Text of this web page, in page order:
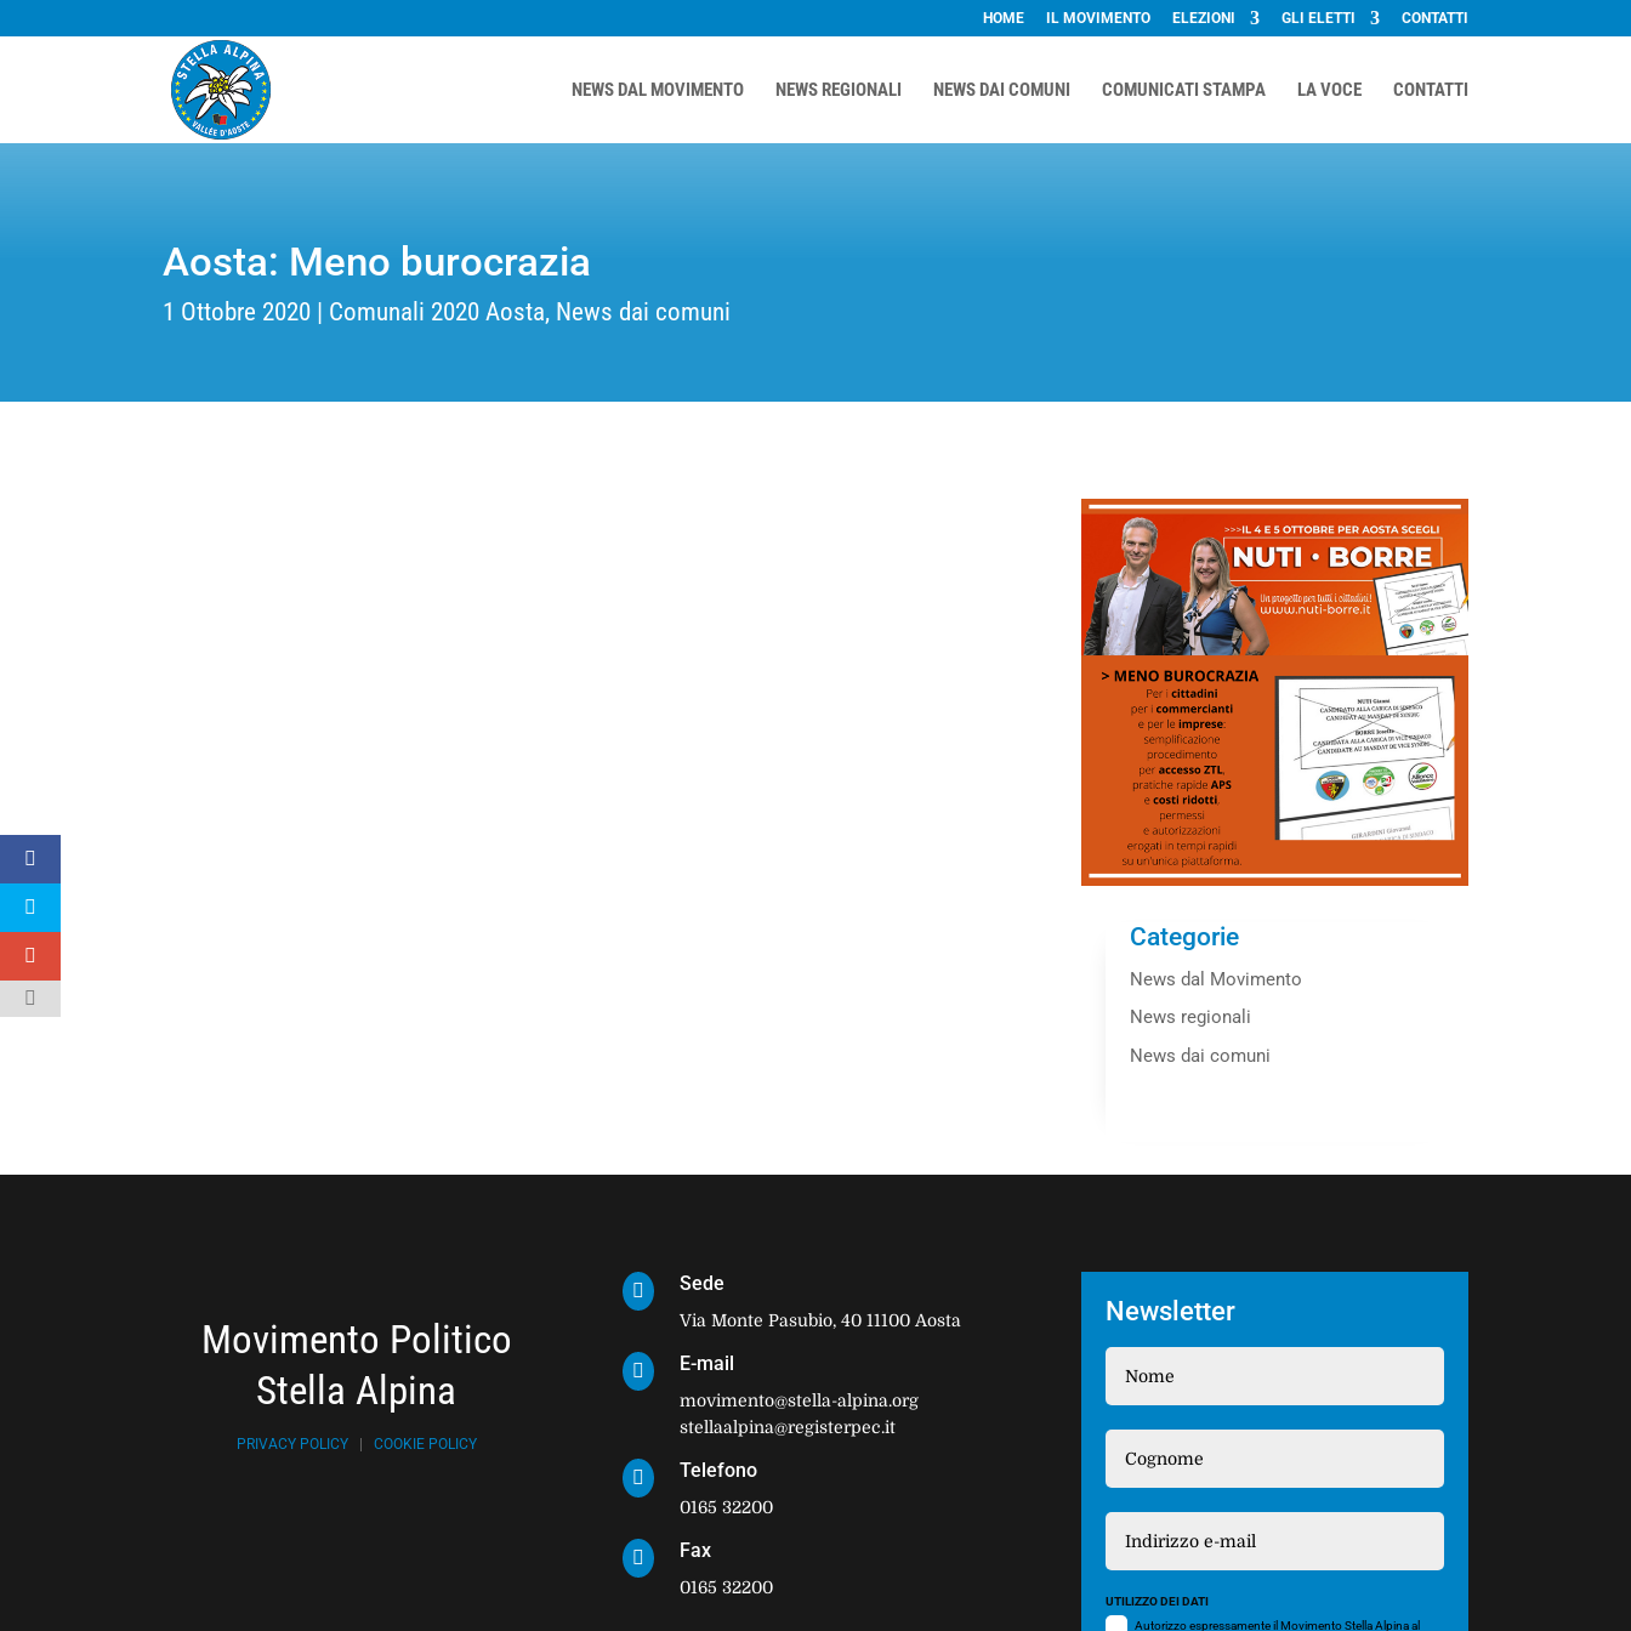
HOME IL MOVIMENTO ELEZIONI GLI ELETTI CONTATTI
NEWS DAL MOVIMENTO NEWS REGIONALI NEWS DAI COMUNI COMUNICATI STAMPA LA VOCE CONTATTI
Aosta: Meno burocrazia
1 Ottobre 2020 Comunali 2020 Aosta, News dai comuni
Categorie
News dal Movimento
News regionali
News dai comuni
Movimento Politico
Stella Alpina
PRIVACY POLICY| COOKIE POLICY
 Sede
Via Monte Pasubio, 40 11100 Aosta
 E-mail
movimento@stella-alpina.org
stellaalpina@registerpec.it
 Telefono
0165 32200
 Fax
0165 32200
Newsletter
UTILIZZO DEI DATI
Autorizzo espressamente il Movimento Stella Alpina al